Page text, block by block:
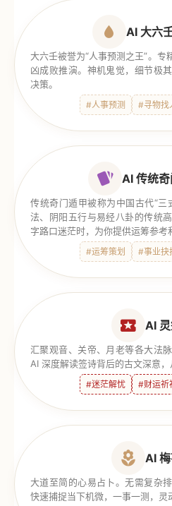
AI 大六
大六壬被誉为“人事预测之王”。专
凶成败推演。神机鬼觉，细节极
决策。
#人事预测 #寻物找
AI 传统
传统奇门遁甲被称为中国古代“三
法、阴阳五行与易经八卦的传统
字路口迷茫时，为你提供运筹参考
#运筹策划 #事业抉
AI
汇聚观音、关帝、月老等各大法
AI 深度解读签诗背后的古文深意
#迷茫解忧 #财运祈
AI
大道至简的心易占卜。无需复杂
快速捕捉当下机微，一事一测，灵